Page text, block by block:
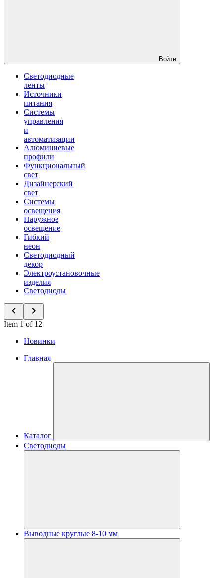
Войти
Светодиодные
ленты
Источники
питания
Системы
управления
и
автоматизации
Алюминиевые
профили
Функциональный
свет
Дизайнерский
свет
Системы
освещения
Наружное
освещение
Гибкий
неон
Светодиодный
декор
Электроустановочные
изделия
Светодиоды
Item 1 of 12
Новинки
Главная
Каталог
Светодиоды
Выводные круглые 8-10 мм